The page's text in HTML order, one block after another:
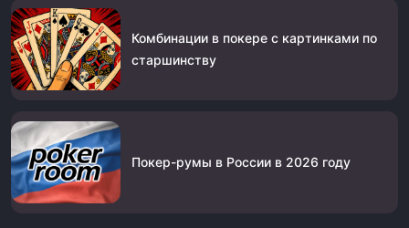
Комбинации в покере с картинками по
старшинству
Покер-румы в России в 2026 году